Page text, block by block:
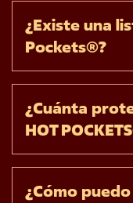
¿Existe una
Pockets®?
¿Cuánta
HOT
¿Cómo